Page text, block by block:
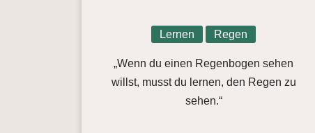
Lernen Regen
„Wenn du einen Regenbogen sehen
willst, musst du lernen, den Regen zu
sehen.“